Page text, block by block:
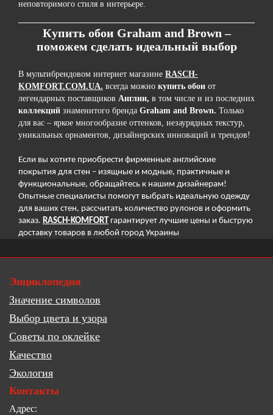
неповторимого стиля в интерьере.
Купить обои Graham and Brown –
поможем сделать идеальный выбор
В мультибрендовом интернет магазине RASCH-
KOMFORT.COM.UA. всегда можно купить обои от
легендарных поставщиков Англии, в том числе и из последних
коллекций знаменитого бренда Graham and Brown. Только
для вас – яркое многообразие оттенков, незаурядных текстур,
уникальных орнаментов, дизайнерских инноваций и трендов!
Если вы хотите приобрести фирменные английские
покрытия для стен – изящные и модные, практичные и
функциональные, обращайтесь к нашим дизайнерам!
Опытные специалисты помогут выбрать идеальную одежду
для ваших стен, рассчитать количество рулонов и оформить
заказ. RASCH-KOMFORT гарантирует лучшие цены и быструю
доставку товаров в любой город Украины
Энциклопедия
Значение символов
Выбор цвета и узора
Советы по оклейке
Качество
Экология
Контакты
Адрес: